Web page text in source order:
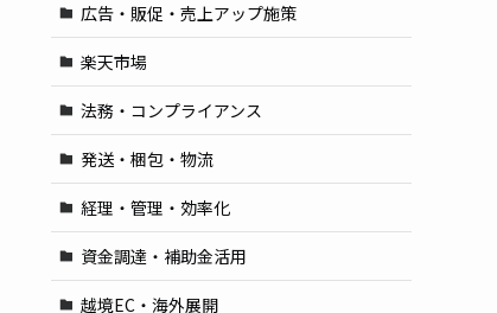
広告・販促・売上アップ施策
楽天市場
法務・コンプライアンス
発送・梱包・物流
経理・管理・効率化
資金調達・補助金活用
越境EC・海外展開